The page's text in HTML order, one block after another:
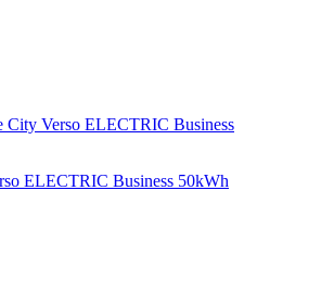
ELECTRIC Business 50kWh